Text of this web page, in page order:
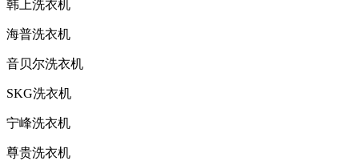
韩上洗衣机
海普洗衣机
音贝尔洗衣机
SKG洗衣机
宁峰洗衣机
尊贵洗衣机